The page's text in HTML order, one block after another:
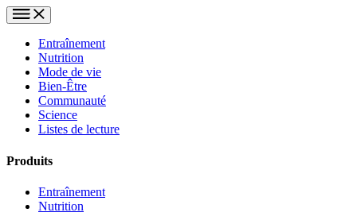
Entraînement
Nutrition
Mode de vie
Bien-Être
Communauté
Science
Listes de lecture
Produits
Entraînement
Nutrition